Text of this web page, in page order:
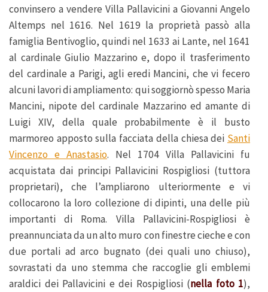
convinsero a vendere Villa Pallavicini a Giovanni Angelo
Altemps nel 1616. Nel 1619 la proprietà passò alla
famiglia Bentivoglio, quindi nel 1633 ai Lante, nel 1641
al cardinale Giulio Mazzarino e, dopo il trasferimento
del cardinale a Parigi, agli eredi Mancini, che vi fecero
alcuni lavori di ampliamento: qui soggiornò spesso Maria
Mancini, nipote del cardinale Mazzarino ed amante di
Luigi XIV, della quale probabilmente è il busto
marmoreo apposto sulla facciata della chiesa dei Santi
Vincenzo e Anastasio. Nel 1704 Villa Pallavicini fu
acquistata dai principi Pallavicini Rospigliosi (tuttora
proprietari), che l’ampliarono ulteriormente e vi
collocarono la loro collezione di dipinti, una delle più
importanti di Roma. Villa Pallavicini-Rospigliosi è
preannunciata da un alto muro con finestre cieche e con
due portali ad arco bugnato (dei quali uno chiuso),
sovrastati da uno stemma che raccoglie gli emblemi
araldici dei Pallavicini e dei Rospigliosi (nella foto 1),